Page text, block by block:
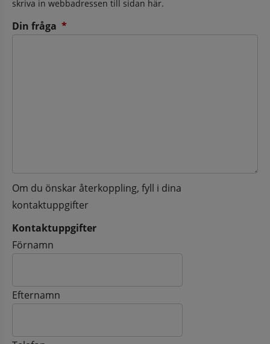
skriva in webbadressen till sidan här.
Din fråga *
Om du önskar återkoppling, fyll i dina
kontaktuppgifter
Kontaktuppgifter
Kontaktuppgifter
Förnamn
Efternamn